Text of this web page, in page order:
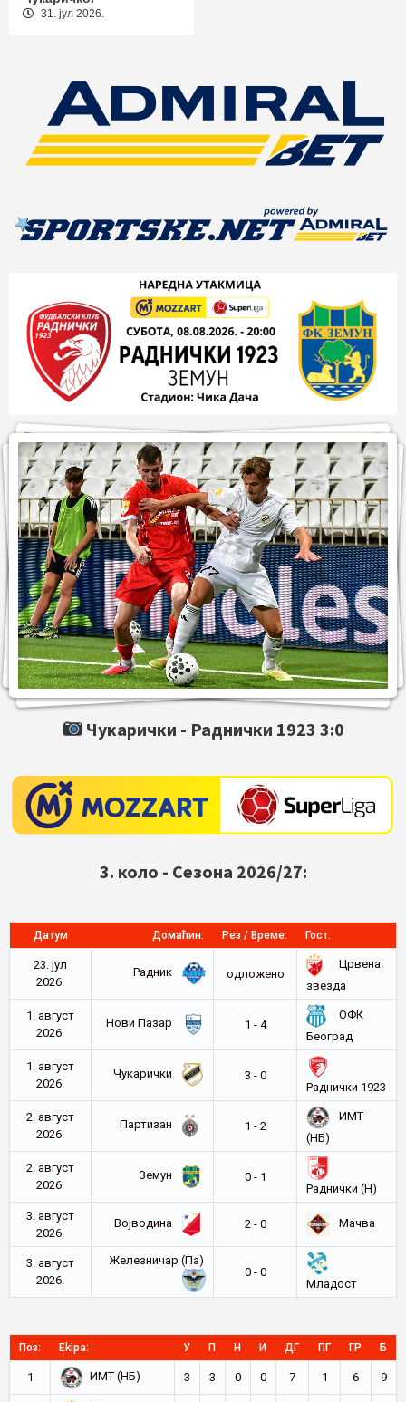
31. јул 2026.
Чукарички - Раднички 1923 3:0
3. коло - Сезона 2026/27:
Датум Домаћин: Рез / Време: Гост:
23. јул
2026.
Радник oдложено
Црвена
звезда
1. август
2026.
Нови Пазар 1 - 4
ОФК
Београд
1. август
2026.
Чукарички
3 - 0
Раднички 1923
2. август
2026.
Партизан 1 - 2
ИМТ
(НБ)
2. август
2026.
Земун
0 - 1
Раднички (Н)
3. август
2026.
Војводина 2 - 0 Мачва
3. август
2026.
Железничар (Па)
0 - 0
Младост
Поз: Ekipa: У П Н И ДГ ПГ ГР Б
1 ИМТ (НБ) 3 3 0 0 7 1 6 9